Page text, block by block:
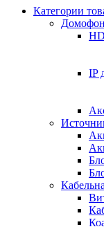
Категории
IP